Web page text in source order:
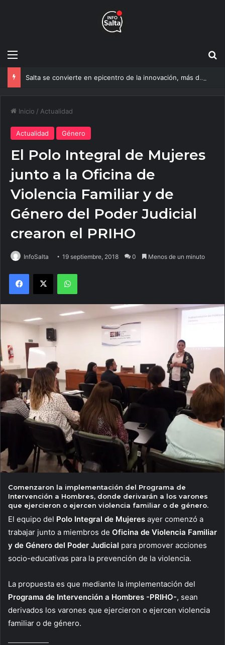
Menú
Salta se convierte en epicentro de la innovación, más de 600 personas ya participan del NOA Innova
Inicio / Actualidad
Actualidad Género
El Polo Integral de Mujeres
junto a la Oficina de
Violencia Familiar y de
Género del Poder Judicial
crearon el PRIHO
InfoSalta 19 septiembre, 2018 0 Menos de un minuto
Facebook
X WhatsApp
Comenzaron la implementación del Programa de
Intervención a Hombres, donde derivarán a los varones
que ejercieron o ejercen violencia familiar o de género.
El equipo del Polo Integral de Mujeres ayer comenzó a
trabajar junto a miembros de Oficina de Violencia Familiar
y de Género del Poder Judicial para promover acciones
socio-educativas para la prevención de la violencia.
La propuesta es que mediante la implementación del
Programa de Intervención a Hombres -PRIHO-, sean
derivados los varones que ejercieron o ejercen violencia
familiar o de género.